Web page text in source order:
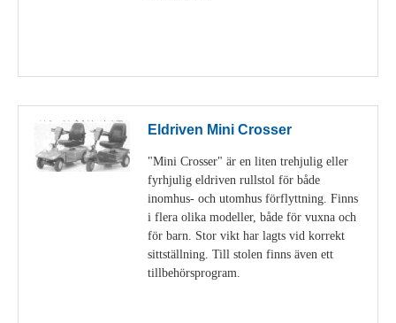
Eldriven Mini Crosser
"Mini Crosser" är en liten trehjulig eller
fyrhjulig eldriven rullstol för både
inomhus- och utomhus förflyttning. Finns
i flera olika modeller, både för vuxna och
för barn. Stor vikt har lagts vid korrekt
sittställning. Till stolen finns även ett
tillbehörsprogram.